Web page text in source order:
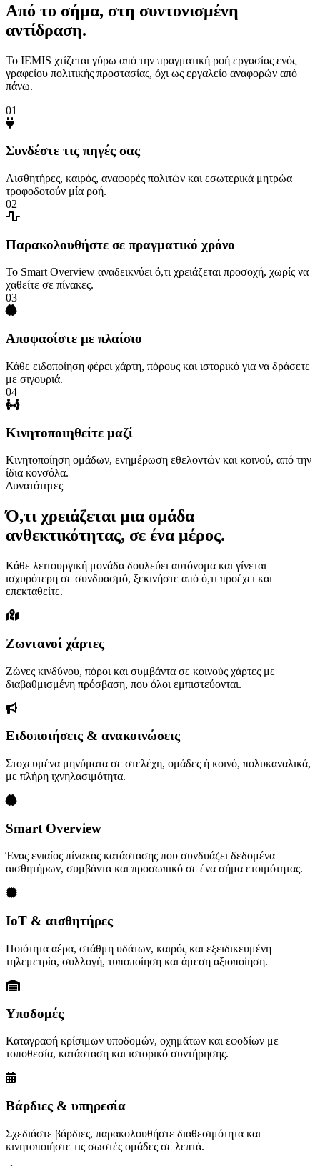
Από το σήμα, στη συντονισμένη
αντίδραση.
Το IEMIS χτίζεται γύρω από την πραγματική ροή εργασίας ενός
γραφείου πολιτικής προστασίας, όχι ως εργαλείο αναφορών από
πάνω.
01
Συνδέστε τις πηγές σας
Αισθητήρες, καιρός, αναφορές πολιτών και εσωτερικά μητρώα
τροφοδοτούν μία ροή.
02
Παρακολουθήστε σε πραγματικό χρόνο
Το Smart Overview αναδεικνύει ό,τι χρειάζεται προσοχή, χωρίς να
χαθείτε σε πίνακες.
03
Αποφασίστε με πλαίσιο
Κάθε ειδοποίηση φέρει χάρτη, πόρους και ιστορικό για να δράσετε
με σιγουριά.
04
Κινητοποιηθείτε μαζί
Κινητοποίηση ομάδων, ενημέρωση εθελοντών και κοινού, από την
ίδια κονσόλα.
Δυνατότητες
Ό,τι χρειάζεται μια ομάδα
ανθεκτικότητας, σε ένα μέρος.
Κάθε λειτουργική μονάδα δουλεύει αυτόνομα και γίνεται
ισχυρότερη σε συνδυασμό, ξεκινήστε από ό,τι προέχει και
επεκταθείτε.
Ζωντανοί χάρτες
Ζώνες κινδύνου, πόροι και συμβάντα σε κοινούς χάρτες με
διαβαθμισμένη πρόσβαση, που όλοι εμπιστεύονται.
Ειδοποιήσεις & ανακοινώσεις
Στοχευμένα μηνύματα σε στελέχη, ομάδες ή κοινό, πολυκαναλικά,
με πλήρη ιχνηλασιμότητα.
Smart Overview
Ένας ενιαίος πίνακας κατάστασης που συνδυάζει δεδομένα
αισθητήρων, συμβάντα και προσωπικό σε ένα σήμα ετοιμότητας.
IoT & αισθητήρες
Ποιότητα αέρα, στάθμη υδάτων, καιρός και εξειδικευμένη
τηλεμετρία, συλλογή, τυποποίηση και άμεση αξιοποίηση.
Υποδομές
Καταγραφή κρίσιμων υποδομών, οχημάτων και εφοδίων με
τοποθεσία, κατάσταση και ιστορικό συντήρησης.
Βάρδιες & υπηρεσία
Σχεδιάστε βάρδιες, παρακολουθήστε διαθεσιμότητα και
κινητοποιήστε τις σωστές ομάδες σε λεπτά.